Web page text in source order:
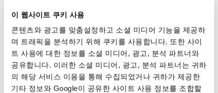
이 웹사이트 쿠키 사용
콘텐츠와 광고를 맞춤설정하고 소셜 미디어 기능을 제공하
며 트래픽을 분석하기 위해 쿠키를 사용합니다. 또한 사이
트 사용에 대한 정보를 소셜 미디어, 광고, 분석 파트너와
공유합니다. 이러한 소셜 미디어, 광고, 분석 파트너는 귀하
의 해당 서비스 이용을 통해 수집되었거나 귀하가 제공한
기타 정보와 Google이 공유한 사이트 사용 정보를 조합할